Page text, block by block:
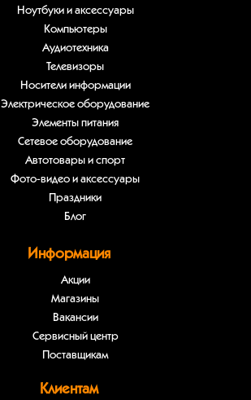
Ноутбуки и аксессуары
Компьютеры
Аудиотехника
Телевизоры
Носители информации
Электрическое оборудование
Элементы питания
Сетевое оборудование
Автотовары и спорт
Фото-видео и аксессуары
Праздники
Блог
Информация
Акции
Магазины
Вакансии
Сервисный центр
Поставщикам
Клиентам